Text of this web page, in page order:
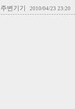
변기기 2010/04/23 23:20